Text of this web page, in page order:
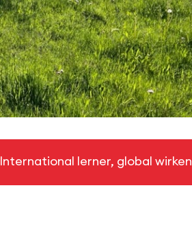
International lerner, global wirken